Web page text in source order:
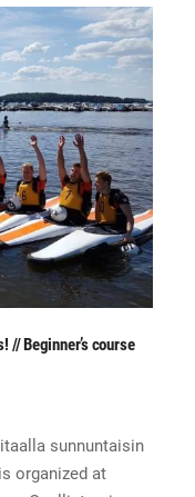
Beginner’s course
sunnuntaisin
organized at